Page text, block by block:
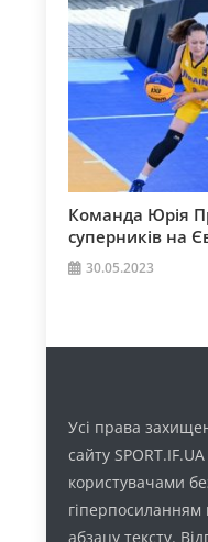
Команда Юрія
суперників на
30.05.2023
Усі права
сайту
користувачами
гіперпосиланням
абзацу тексту.